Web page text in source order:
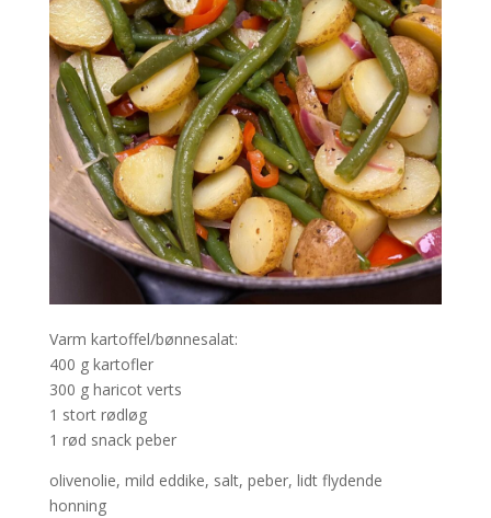
Varm kartoffel/bønnesalat:
400 g kartofler
300 g haricot verts
1 stort rødløg
1 rød snack peber
olivenolie, mild eddike, salt, peber, lidt flydende
honning